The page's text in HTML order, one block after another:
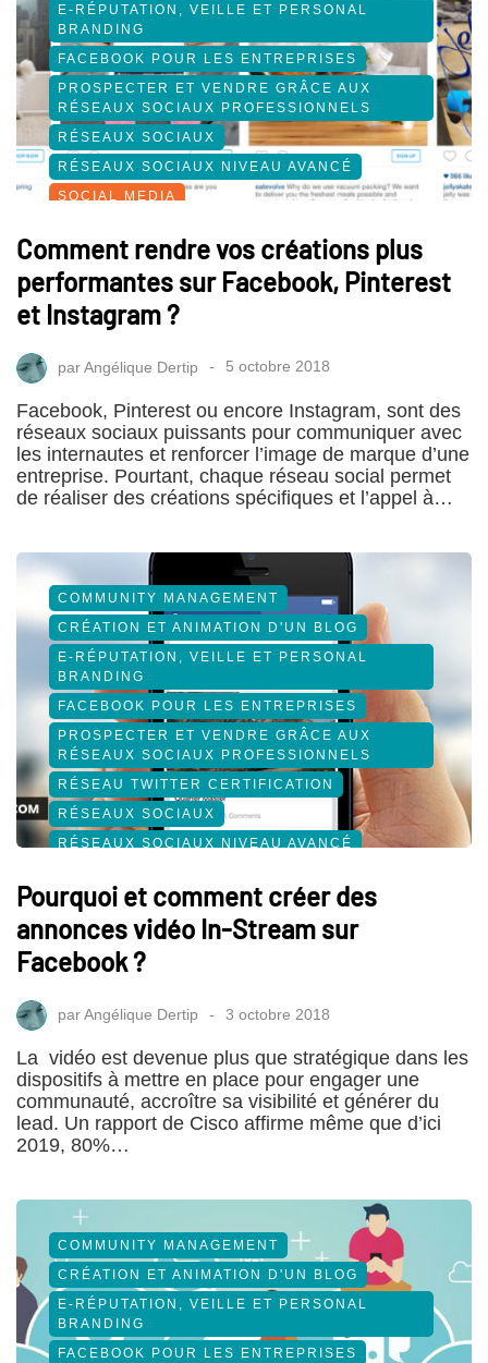
E-RÉPUTATION, VEILLE ET PERSONAL
BRANDING
FACEBOOK POUR LES ENTREPRISES
PROSPECTER ET VENDRE GRÂCE AUX
RÉSEAUX SOCIAUX PROFESSIONNELS
RÉSEAUX SOCIAUX
RÉSEAUX SOCIAUX NIVEAU AVANCÉ
SOCIAL MEDIA
Comment rendre vos créations plus
performantes sur Facebook, Pinterest
et Instagram ?
parAngélique Dertip 5 octobre 2018
Facebook, Pinterest ou encore Instagram, sont des
réseaux sociaux puissants pour communiquer avec
les internautes et renforcer l’image de marque d’une
entreprise. Pourtant, chaque réseau social permet
de réaliser des créations spécifiques et l’appel à…
COMMUNITY MANAGEMENT
CRÉATION ET ANIMATION D'UN BLOG
E-RÉPUTATION, VEILLE ET PERSONAL
BRANDING
FACEBOOK POUR LES ENTREPRISES
PROSPECTER ET VENDRE GRÂCE AUX
RÉSEAUX SOCIAUX PROFESSIONNELS
RÉSEAU TWITTER CERTIFICATION
RÉSEAUX SOCIAUX
RÉSEAUX SOCIAUX NIVEAU AVANCÉ
Pourquoi et comment créer des
annonces vidéo In-Stream sur
Facebook ?
parAngélique Dertip 3 octobre 2018
La vidéo est devenue plus que stratégique dans les
dispositifs à mettre en place pour engager une
communauté, accroître sa visibilité et générer du
lead. Un rapport de Cisco affirme même que d’ici
2019, 80%…
COMMUNITY MANAGEMENT
CRÉATION ET ANIMATION D'UN BLOG
E-RÉPUTATION, VEILLE ET PERSONAL
BRANDING
FACEBOOK POUR LES ENTREPRISES